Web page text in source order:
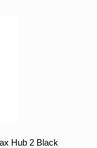
Hub 2 Black